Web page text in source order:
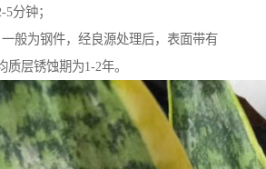
分钟；
般为钢件，经良源处理后，表面带有
层锈蚀期为1-2年。